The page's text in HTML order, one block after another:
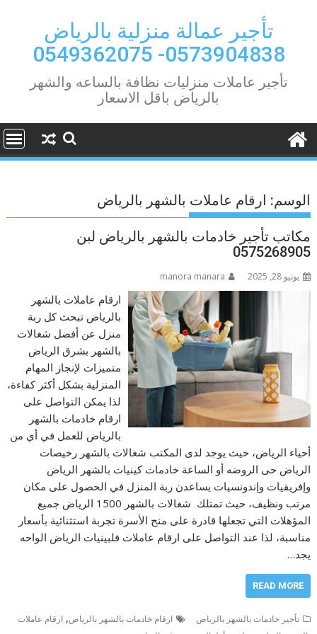
تأجير عمالة منزلية بالرياض
0573904838- 0549362075
تأجير عاملات منزليات نظافة بالساعه والشهر
بالرياض باقل الاسعار
الوسم: ارقام عاملات بالشهر بالرياض
مكاتب تأجير خادمات بالشهر بالرياض لبن
0575268905
يونيو 28, 2025 manora manara
ارقام عاملات بالشهر
بالرياض تبحث كل ربة
منزل عن أفضل شغالات
بالشهر بشرق الرياض
متميزات لإنجاز المهام
المنزلية بشكل أكثر كفاءة،
لذا يمكن التواصل على
ارقام خادمات بالشهر
بالرياض للعمل في أي من
أحياء الرياض، حيث يوجد لدى المكتب شغالات بالشهر رخيصات
الرياض حى الروضه أو الساعة خادمات كينيات بالشهر الرياض
وإفريقيات وإندونسيات يساعدن ربة المنزل في الحصول على مكان
مرتب ونظيف، حيث تمتلك شغالات بالشهر 1500 الرياض جميع
المؤهلات التي تجعلها قادرة على منح الأسرة تجربة استثنائية بأسعار
مناسبة، لذا عند التواصل على ارقام عاملات فلبينيات الرياض الواحه
يجد…
READ MORE
تأجير خادمات بالشهر بالرياض ارقام خادمات بالشهر بالرياض,ارقام عاملات